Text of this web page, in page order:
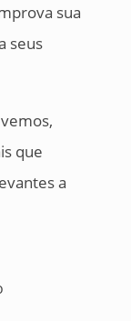
sua
seus
que
a